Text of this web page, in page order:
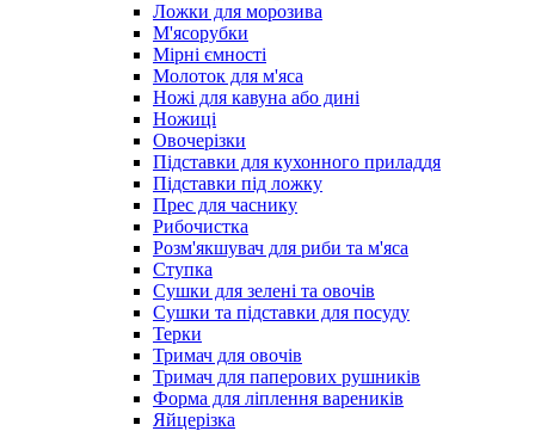
Ложки для морозива
М'ясорубки
Мірні ємності
Молоток для м'яса
Ножі для кавуна або дині
Ножиці
Овочерізки
Підставки для кухонного приладдя
Підставки під ложку
Прес для часнику
Рибочистка
Розм'якшувач для риби та м'яса
Ступка
Сушки для зелені та овочів
Сушки та підставки для посуду
Терки
Тримач для овочів
Тримач для паперових рушників
Форма для ліплення вареників
Яйцерізка